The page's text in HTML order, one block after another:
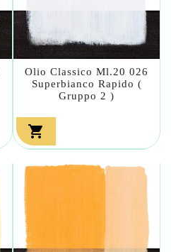
Olio Classico Ml.20 026
Superbianco Rapido (
Gruppo 2 )
